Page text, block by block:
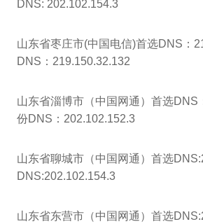
DNS: 202.102.154.3
山东省枣庄市(中国电信)首选DNS：
DNS：219.150.32.132
山东省淄博市（中国网通）首选DNS
份DNS：202.102.152.3
山东省聊城市（中国网通）首选
DNS:202.102.154.3
山东省东营市（中国网通）首选